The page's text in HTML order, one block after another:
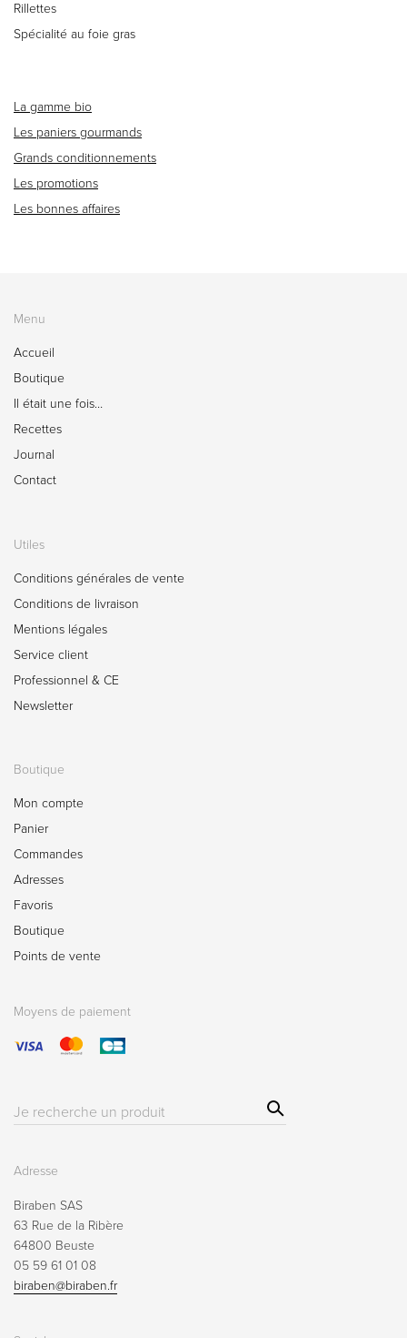
Rillettes
Spécialité au foie gras
La gamme bio
Les paniers gourmands
Grands conditionnements
Les promotions
Les bonnes affaires
Menu
Accueil
Boutique
Il était une fois…
Recettes
Journal
Contact
Utiles
Conditions générales de vente
Conditions de livraison
Mentions légales
Service client
Professionnel & CE
Newsletter
Boutique
Mon compte
Panier
Commandes
Adresses
Favoris
Boutique
Points de vente
Moyens de paiement
Résultat(s)
Sear
ch
Adresse
Biraben SAS
63 Rue de la Ribère
64800 Beuste
05 59 61 01 08
biraben@biraben.fr